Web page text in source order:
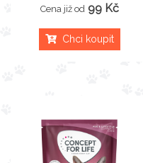
Cena již od 99 Kč
Chci koupit